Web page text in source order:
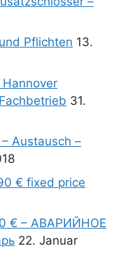
Pflichten 13.
31.
Austausch –
€ fixed price
€ – АВАРИЙНОЕ
22. Januar